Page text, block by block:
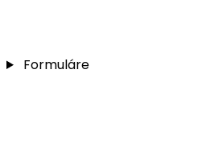
Formuláre